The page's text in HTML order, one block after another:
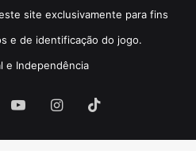
site exclusivamente para fins
e de identificação do jogo.
e Independência
YouTubeInstagram